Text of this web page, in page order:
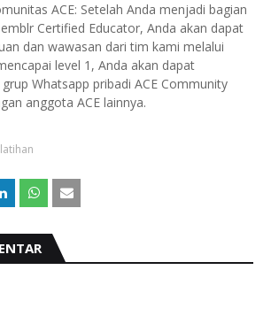
ACE: Setelah Anda menjadi bagian
Certified Educator, Anda akan dapat
dan wawasan dari tim kami melalui
level 1, Anda akan dapat
Whatsapp pribadi ACE Community
anggota ACE lainnya.